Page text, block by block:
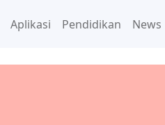
Aplikasi Pendidikan News